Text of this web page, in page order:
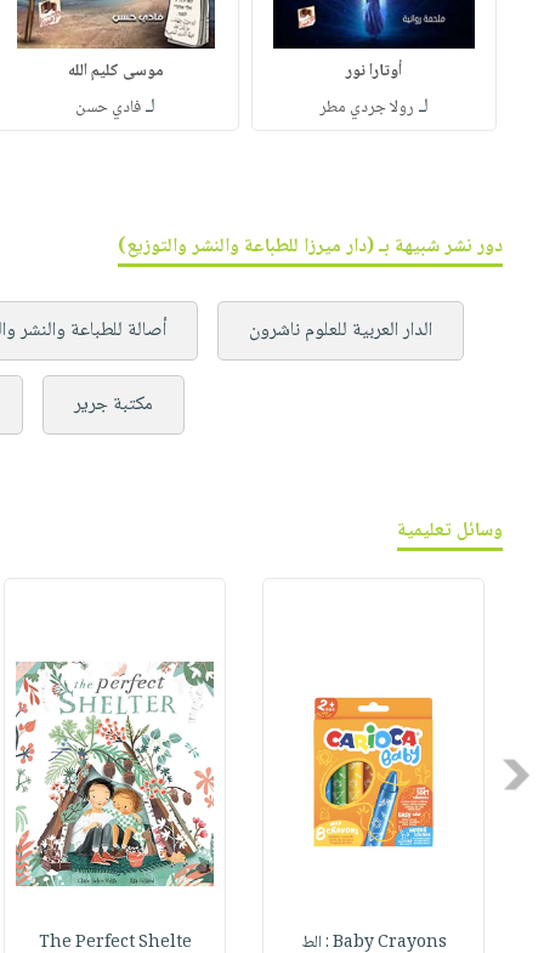
أوتارا نور
لـ رولا جردي مطر
موسى كليم الله
لـفادي حسن
دور نشر شبيهة بـ (دار ميرزا للطباعة والنشر والتوزيع)
الدار العربية للعلوم ناشرون أصالة للطباعة والنشر
مكتبة جرير
وسائل تعليمية
Previous
Baby Crayons : الط The Perfect Shelte